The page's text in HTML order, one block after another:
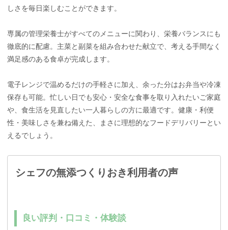
しさを毎日楽しむことができます。
専属の管理栄養士がすべてのメニューに関わり、栄養バランスにも
徹底的に配慮。主菜と副菜を組み合わせた献立で、考える手間なく
満足感のある食卓が完成します。
電子レンジで温めるだけの手軽さに加え、余った分はお弁当や冷凍
保存も可能。忙しい日でも安心・安全な食事を取り入れたいご家庭
や、食生活を見直したい一人暮らしの方に最適です。健康・利便
性・美味しさを兼ね備えた、まさに理想的なフードデリバリーとい
えるでしょう。
シェフの無添つくりおき利用者の声
良い評判・口コミ・体験談